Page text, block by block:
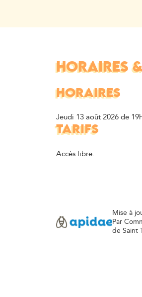
HORAIRES
HORAIRES
Jeudi 13 août 2026 de
TARIFS
Accès libre.
Mise à
Par
de Saint